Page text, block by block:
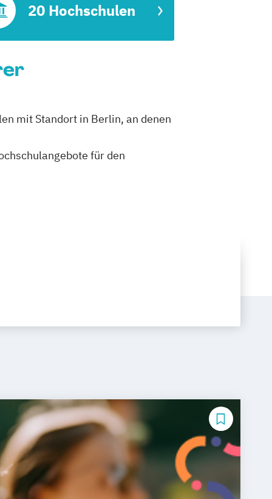
20 Hochschulen
mit Standort in Berlin, an denen
für den